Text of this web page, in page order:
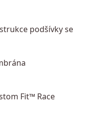
podšívky se
Fit™ Race